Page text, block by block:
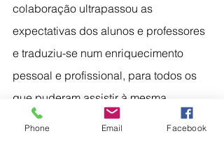
colaboração ultrapassou as
expectativas dos alunos e professores
e traduziu-se num enriquecimento
pessoal e profissional, para todos os
que puderam assistir à mesma.
ATIVIDADES
Phone Email Facebook